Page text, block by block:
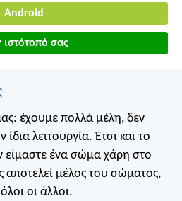
Android
ιστότοπό σας
έχουμε πολλά μέλη, δεν
λειτουργία. Έτσι και το
είμαστε ένα σώμα χάρη στο
αποτελεί μέλος του σώματος,
οι άλλοι.